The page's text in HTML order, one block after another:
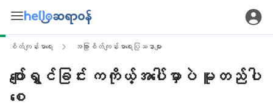
စိတ်ကျန်းမာရေး အခြားစိတ်ကျန်းမာရေးပြဿနာများ
ပျော်ရွှင်ခြင်း ကကိုယ့်အပေါ်မှာပဲ မူတည်ပါ
စေ